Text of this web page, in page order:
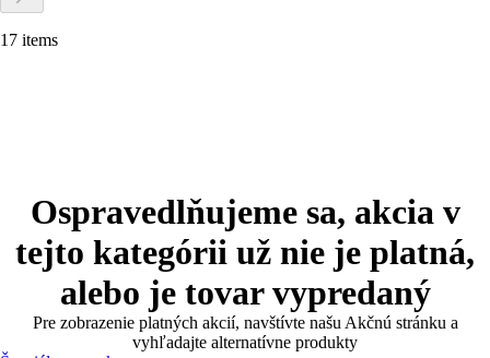
17 items
Ospravedlňujeme sa, akcia v
tejto kategórii už nie je platná,
alebo je tovar vypredaný
Pre zobrazenie platných akcií, navštívte našu Akčnú stránku a
vyhľadajte alternatívne produkty